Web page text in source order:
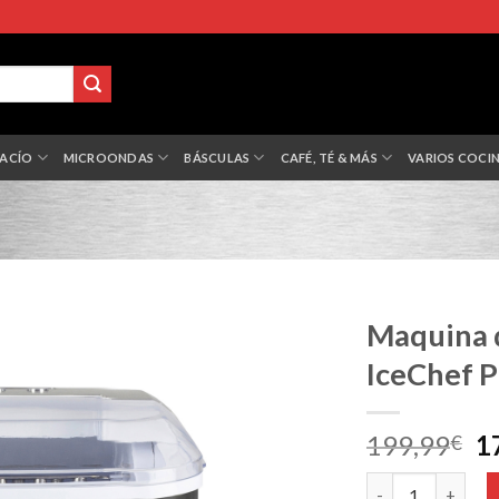
MICROONDAS BÁSCULAS CAFÉ, TÉ & MÁS VARIOS
Maquina
IceChef
199,99€
El
Maquina de